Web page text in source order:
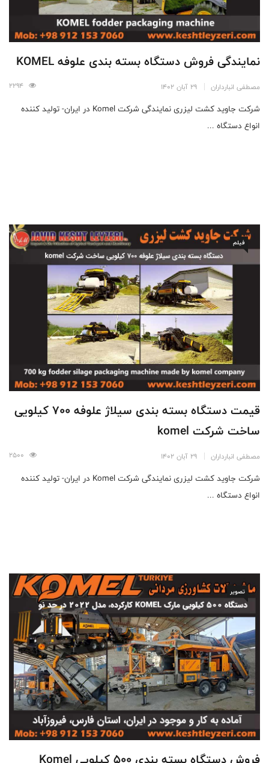
نمایندگی فروش دستگاه بسته بندی علوفه KOMEL
مصطفی انبارداران 29 آبان 1402
شرکت جاوید کشت لیزری نمایندگی شرکت Komel در ایران- تولید کننده
انواع دستگاه ...
فیلم
قیمت دستگاه بسته بندی سیلاژ علوفه 700 کیلویی
ساخت شرکت komel
مصطفی انبارداران 29 آبان 1402
شرکت جاوید کشت لیزری نمایندگی شرکت Komel در ایران- تولید کننده
انواع دستگاه ...
تصویر